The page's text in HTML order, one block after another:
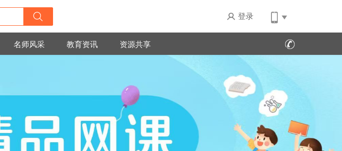
登录
名师风采 教育资讯 资源共享